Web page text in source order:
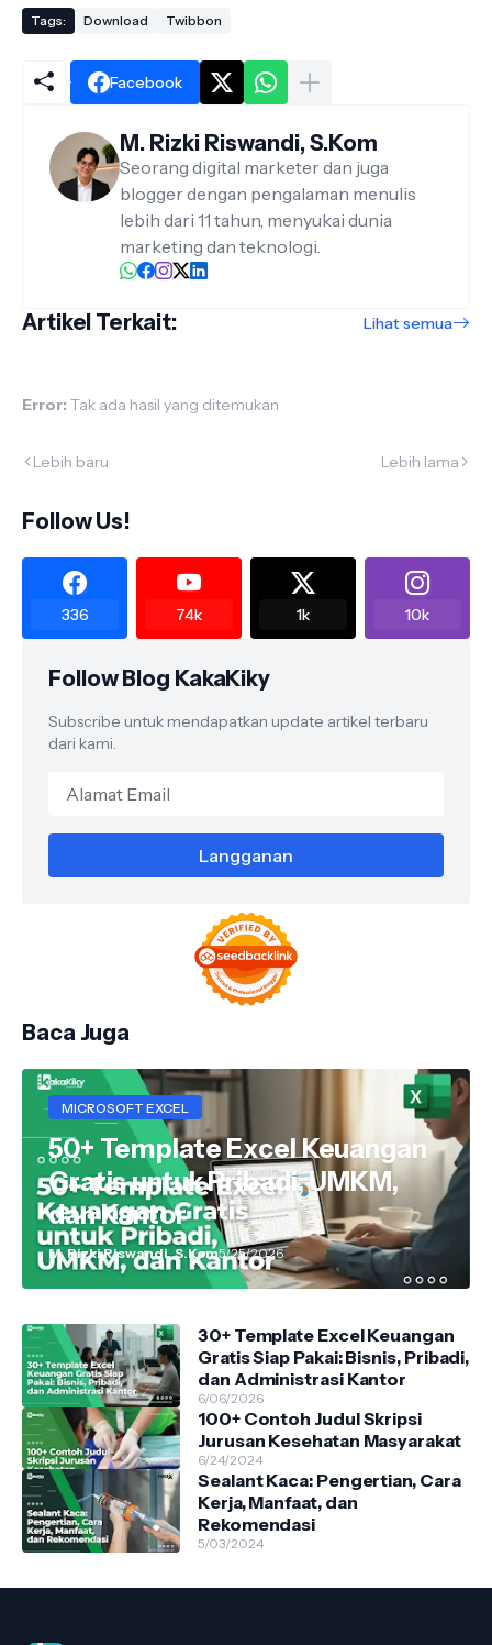
Tags: Download Twibbon
Facebook
M. Rizki Riswandi, S.Kom
Seorang digital marketer dan juga
blogger dengan pengalaman menulis
lebih dari 11 tahun, menyukai dunia
marketing dan teknologi.
Artikel Terkait: Lihat semua
Error: Tak ada hasil yang ditemukan
Lebih baru Lebih lama
Follow Us!
336 74k 1k 10k
Follow Blog KakaKiky
Subscribe untuk mendapatkan update artikel terbaru
dari kami.
Baca Juga
MICROSOFT EXCEL
50+ Template Excel Keuangan
Gratis untuk Pribadi, UMKM,
dan Kantor
M. Rizki Riswandi, S.Kom5/25/2026
30+ Template Excel Keuangan
Gratis Siap Pakai: Bisnis, Pribadi,
dan Administrasi Kantor
6/06/2026
100+ Contoh Judul Skripsi
Jurusan Kesehatan Masyarakat
6/24/2024
Sealant Kaca: Pengertian, Cara
Kerja, Manfaat, dan
Rekomendasi
5/03/2024